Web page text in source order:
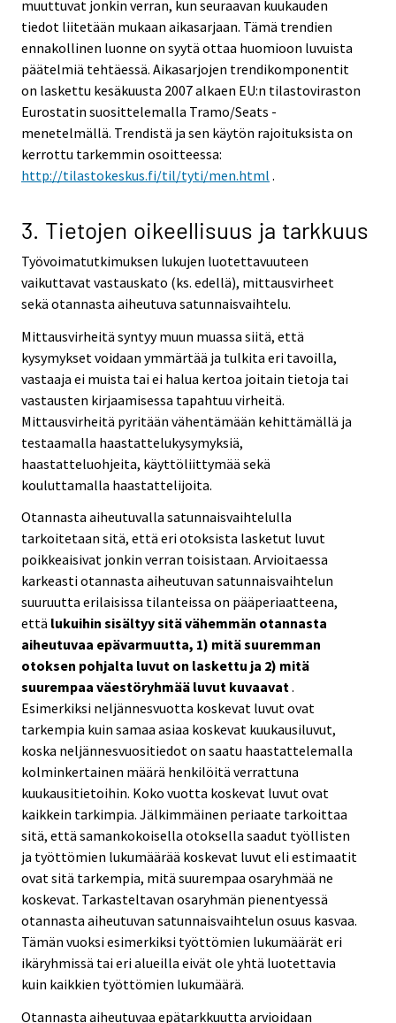
muuttuvat jonkin verran, kun seuraavan kuukauden
tiedot liitetään mukaan aikasarjaan. Tämä trendien
ennakollinen luonne on syytä ottaa huomioon luvuista
päätelmiä tehtäessä. Aikasarjojen trendikomponentit
on laskettu kesäkuusta 2007 alkaen EU:n tilastoviraston
Eurostatin suosittelemalla Tramo/Seats -
menetelmällä. Trendistä ja sen käytön rajoituksista on
kerrottu tarkemmin osoitteessa:
http://tilastokeskus.fi/til/tyti/men.html .
3. Tietojen oikeellisuus ja tarkkuus
Työvoimatutkimuksen lukujen luotettavuuteen
vaikuttavat vastauskato (ks. edellä), mittausvirheet
sekä otannasta aiheutuva satunnaisvaihtelu.
Mittausvirheitä syntyy muun muassa siitä, että
kysymykset voidaan ymmärtää ja tulkita eri tavoilla,
vastaaja ei muista tai ei halua kertoa joitain tietoja tai
vastausten kirjaamisessa tapahtuu virheitä.
Mittausvirheitä pyritään vähentämään kehittämällä ja
testaamalla haastattelukysymyksiä,
haastatteluohjeita, käyttöliittymää sekä
kouluttamalla haastattelijoita.
Otannasta aiheutuvalla satunnaisvaihtelulla
tarkoitetaan sitä, että eri otoksista lasketut luvut
poikkeaisivat jonkin verran toisistaan. Arvioitaessa
karkeasti otannasta aiheutuvan satunnaisvaihtelun
suuruutta erilaisissa tilanteissa on pääperiaatteena,
että lukuihin sisältyy sitä vähemmän otannasta
aiheutuvaa epävarmuutta, 1) mitä suuremman
otoksen pohjalta luvut on laskettu ja 2) mitä
suurempaa väestöryhmää luvut kuvaavat.
Esimerkiksi neljännesvuotta koskevat luvut ovat
tarkempia kuin samaa asiaa koskevat kuukausiluvut,
koska neljännesvuositiedot on saatu haastattelemalla
kolminkertainen määrä henkilöitä verrattuna
kuukausitietoihin. Koko vuotta koskevat luvut ovat
kaikkein tarkimpia. Jälkimmäinen periaate tarkoittaa
sitä, että samankokoisella otoksella saadut työllisten
ja työttömien lukumäärää koskevat luvut eli estimaatit
ovat sitä tarkempia, mitä suurempaa osaryhmää ne
koskevat. Tarkasteltavan osaryhmän pienentyessä
otannasta aiheutuvan satunnaisvaihtelun osuus kasvaa.
Tämän vuoksi esimerkiksi työttömien lukumäärät eri
ikäryhmissä tai eri alueilla eivät ole yhtä luotettavia
kuin kaikkien työttömien lukumäärä.
Otannasta aiheutuvaa epätarkkuutta arvioidaan